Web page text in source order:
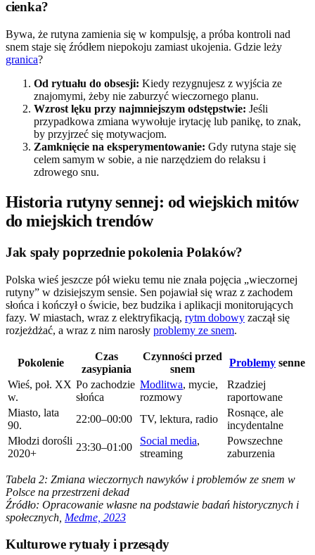
cienka?
Bywa, że rutyna zamienia się w kompulsję, a próba kontroli nad
snem staje się źródłem niepokoju zamiast ukojenia. Gdzie leży
granica?
Od rytuału do obsesji: Kiedy rezygnujesz z wyjścia ze
znajomymi, żeby nie zaburzyć wieczornego planu.
Wzrost lęku przy najmniejszym odstępstwie: Jeśli
przypadkowa zmiana wywołuje irytację lub panikę, to znak,
by przyjrzeć się motywacjom.
Zamknięcie na eksperymentowanie: Gdy rutyna staje się
celem samym w sobie, a nie narzędziem do relaksu i
zdrowego snu.
Historia rutyny sennej: od wiejskich mitów
do miejskich trendów
Jak spały poprzednie pokolenia Polaków?
Polska wieś jeszcze pół wieku temu nie znała pojęcia „wieczornej
rutyny” w dzisiejszym sensie. Sen pojawiał się wraz z zachodem
słońca i kończył o świcie, bez budzika i aplikacji monitorujących
fazy. W miastach, wraz z elektryfikacją, rytm dobowy zaczął się
rozjeżdżać, a wraz z nim narosły problemy ze snem.
Pokolenie
Czas
zasypiania
Czynności przed
snem
Problemy senne
Wieś, poł. XX
w.
Po zachodzie
słońca
Modlitwa, mycie,
rozmowy
Rzadziej
raportowane
Miasto, lata
90.
22:00–00:00 TV, lektura, radio
Rosnące, ale
incydentalne
Młodzi dorośli
2020+
23:30–01:00
Social media,
streaming
Powszechne
zaburzenia
Tabela 2: Zmiana wieczornych nawyków i problemów ze snem w
Polsce na przestrzeni dekad
Źródło: Opracowanie własne na podstawie badań historycznych i
społecznych, Medme, 2023
Kulturowe rytuały i przesądy